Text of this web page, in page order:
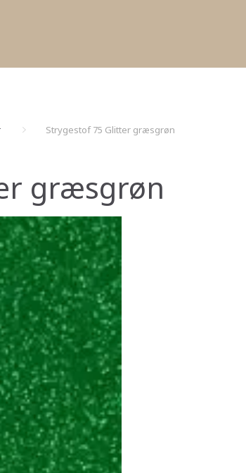
Strygestof 75 Glitter græsgrøn
græsgrøn